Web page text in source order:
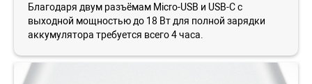
Благодаря двум разъёмам Micro-USB и USB-C с
выходной мощностью до 18 Вт для полной зарядки
аккумулятора требуется всего 4 часа.